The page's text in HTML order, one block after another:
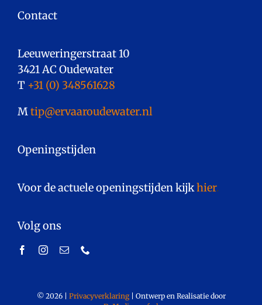
Contact
Leeuweringerstraat 10
3421 AC Oudewater
T +31 (0) 348561628
Mtip@ervaaroudewater.nl
Openingstijden
Voor de actuele openingstijden kijkhier.
Volg ons
© 2026 Privacyverklaring| Ontwerp en Realisatie door